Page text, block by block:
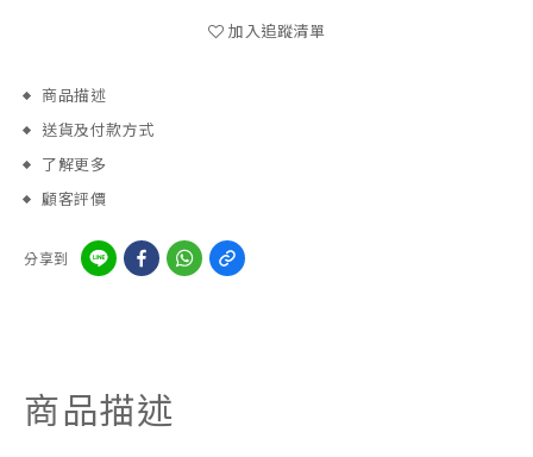
加入追蹤清單
商品描述
送貨及付款方式
了解更多
顧客評價
分享到
商品描述